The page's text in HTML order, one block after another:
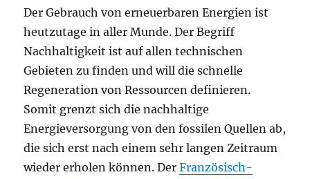
Der Gebrauch von erneuerbaren Energien ist
heutzutage in aller Munde. Der Begriff
Nachhaltigkeit ist auf allen technischen
Gebieten zu finden und will die schnelle
Regeneration von Ressourcen definieren.
Somit grenzt sich die nachhaltige
Energieversorgung von den fossilen Quellen ab,
die sich erst nach einem sehr langen Zeitraum
wieder erholen können. DerFranzösisch-